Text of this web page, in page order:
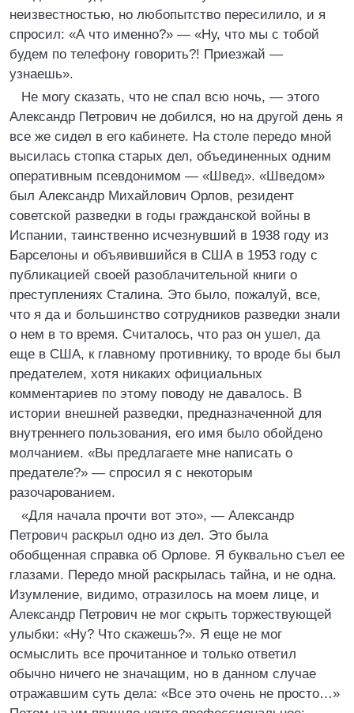
неизвестностью, но любопытство пересилило, и я
спросил: «А что именно?» — «Ну, что мы с тобой
будем по телефону говорить?! Приезжай —
узнаешь».
Не могу сказать, что не спал всю ночь, — этого
Александр Петрович не добился, но на другой день я
все же сидел в его кабинете. На столе передо мной
высилась стопка старых дел, объединенных одним
оперативным псевдонимом — «Швед». «Шведом»
был Александр Михайлович Орлов, резидент
советской разведки в годы гражданской войны в
Испании, таинственно исчезнувший в 1938 году из
Барселоны и объявившийся в США в 1953 году с
публикацией своей разоблачительной книги о
преступлениях Сталина. Это было, пожалуй, все,
что я да и большинство сотрудников разведки знали
о нем в то время. Считалось, что раз он ушел, да
еще в США, к главному противнику, то вроде бы был
предателем, хотя никаких официальных
комментариев по этому поводу не давалось. В
истории внешней разведки, предназначенной для
внутреннего пользования, его имя было обойдено
молчанием. «Вы предлагаете мне написать о
предателе?» — спросил я с некоторым
разочарованием.
«Для начала прочти вот это», — Александр
Петрович раскрыл одно из дел. Это была
обобщенная справка об Орлове. Я буквально съел ее
глазами. Передо мной раскрылась тайна, и не одна.
Изумление, видимо, отразилось на моем лице, и
Александр Петрович не мог скрыть торжествующей
улыбки: «Ну? Что скажешь?». Я еще не мог
осмыслить все прочитанное и только ответил
обычно ничего не значащим, но в данном случае
отражавшим суть дела: «Все это очень не просто…»